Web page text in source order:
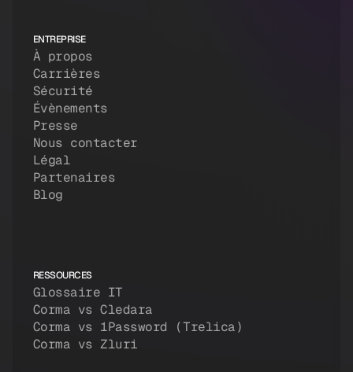
ENTREPRISE
À propos
Carrières
Sécurité
Évènements
Presse
Nous contacter
Légal
Partenaires
Blog
RESSOURCES
Glossaire IT
Corma vs Cledara
Corma vs 1Password (Trelica)
Corma vs Zluri